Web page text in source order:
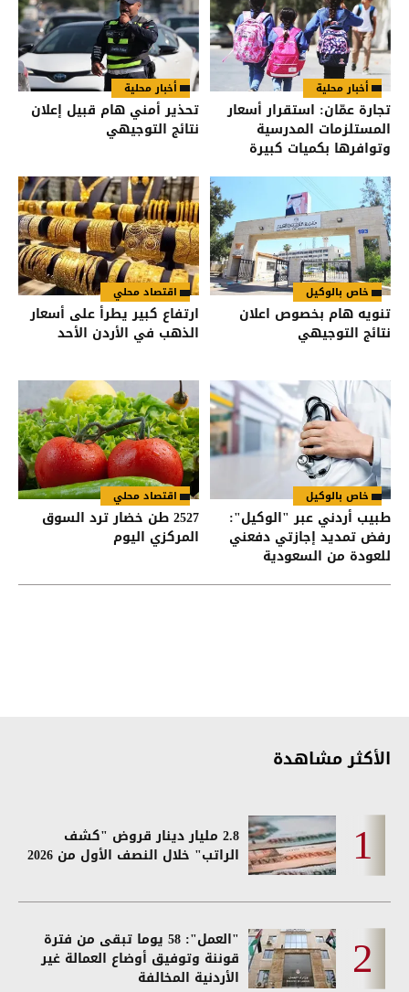
أخبار محلية
تجارة عمّان: استقرار أسعار
المستلزمات المدرسية
وتوافرها بكميات كبيرة
أخبار محلية
تحذير أمني هام قبيل إعلان
نتائج التوجيهي
خاص بالوكيل
تنويه هام بخصوص اعلان
نتائج التوجيهي
اقتصاد محلي
ارتفاع كبير يطرأ على أسعار
الذهب في الأردن الأحد
خاص بالوكيل
طبيب أردني عبر "الوكيل":
رفض تمديد إجازتي دفعني
للعودة من السعودية
اقتصاد محلي
2527 طن خضار ترد السوق
المركزي اليوم
الأكثر مشاهدة
2.8 مليار دينار قروض "كشف
الراتب" خلال النصف الأول من 2026
"العمل": 58 يوما تبقى من فترة
قوننة وتوفيق أوضاع العمالة غير
الأردنية المخالفة